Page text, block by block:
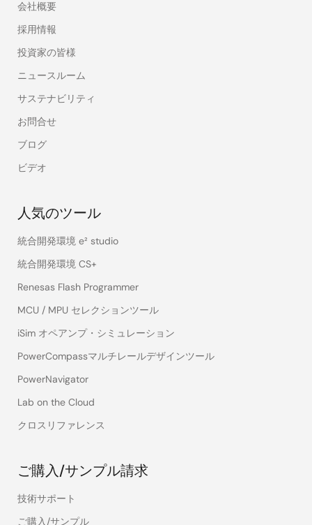
会社概要
採用情報
投資家の皆様
ニュースルーム
サステナビリティ
お問合せ
ブログ
ビデオ
人気のツール
統合開発環境 e² studio
統合開発環境 CS+
Renesas Flash Programmer
MCU / MPU セレクションツール
iSim オペアンプ・シミュレーション
PowerCompassマルチレールデザインツール
PowerNavigator
Lab on the Cloud
クロスリファレンス
ご購入/サンプル請求
技術サポート
ご購入/サンプル